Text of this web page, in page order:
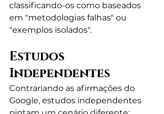
classificando-os como baseados
em "metodologias falhas" ou
"exemplos isolados".
Estudos
Independentes
Contrariando as afirmações do
Google, estudos independentes